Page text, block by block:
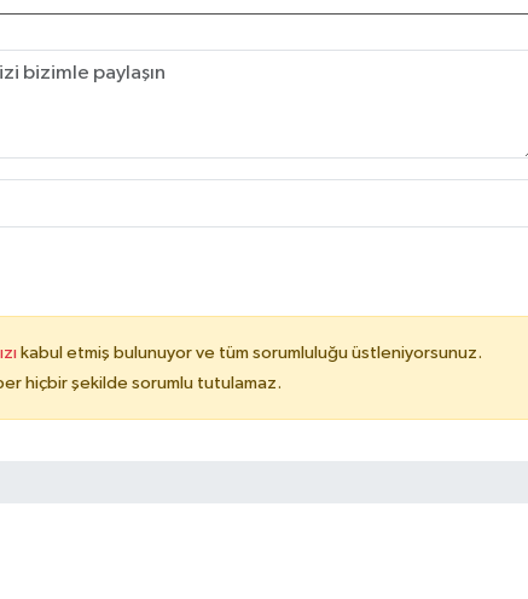
kabul etmiş bulunuyor ve tüm sorumluluğu üstleniyorsunuz.
hiçbir şekilde sorumlu tutulamaz.